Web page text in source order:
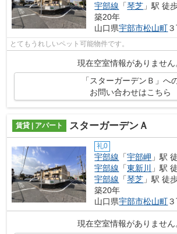
宇部線 「琴芝 」駅 徒
築20年
山口県宇部市松山町
とてもうれしいペット可能物件です。
現在空室情報がありません
「スターガーデンＢ」へ
お問い合わせはこちら
賃貸 | アパート スターガーデンＡ
礼0
宇部線 「宇部岬 」駅
宇部線 「東新川
」駅
宇部線 「琴芝 」駅 徒
築20年
山口県宇部市松山町
現在空室情報がありません